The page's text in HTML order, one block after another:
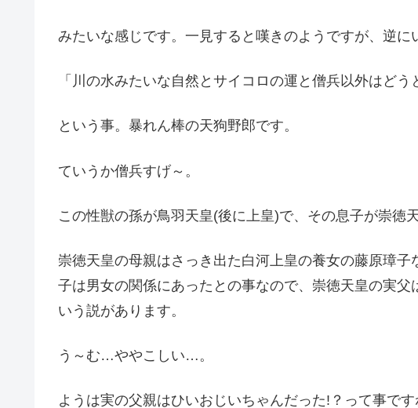
みたいな感じです。一見すると嘆きのようですが、逆に
「川の水みたいな自然とサイコロの運と僧兵以外はどう
という事。暴れん棒の天狗野郎です。
ていうか僧兵すげ～。
この性獣の孫が鳥羽天皇(後に上皇)で、その息子が崇徳
崇徳天皇の母親はさっき出た白河上皇の養女の藤原璋子
子は男女の関係にあったとの事なので、崇徳天皇の実
いう説があります。
う～む…ややこしい…。
ようは実の父親はひいおじいちゃんだった!？って事です